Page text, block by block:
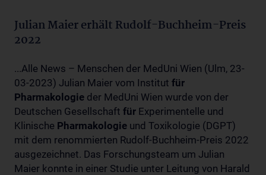
Julian Maier erhält Rudolf-Buchheim-Preis
2022
...Alle News – Menschen der MedUni Wien (Ulm, 23-
03-2023) Julian Maier vom Institut für
Pharmakologie der MedUni Wien wurde von der
Deutschen Gesellschaft für Experimentelle und
Klinische Pharmakologie und Toxikologie (DGPT)
mit dem renommierten Rudolf-Buchheim-Preis 2022
ausgezeichnet. Das Forschungsteam um Julian
Maier konnte in einer Studie unter Leitung von Harald